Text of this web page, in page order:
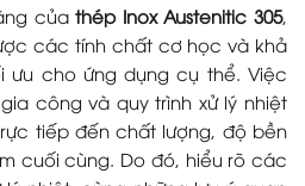
củathép Inox Austenitic 305,
các tính chất cơ học và khả
ưu cho ứng dụng cụ thể. Việc
công và quy trình xử lý nhiệt
tiếp đến chất lượng, độ bền
cuối cùng. Do đó, hiểu rõ các